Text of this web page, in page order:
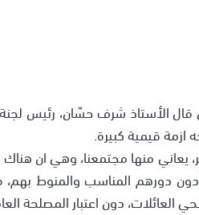
الأستاذ شرف حسّان، رئيس
ازمة قيمية كبيرة.
يعاني منها مجتمعنا، وهي ان
دورهم المناسب والمنوط
العائلات، دون اعتبار المصلحة